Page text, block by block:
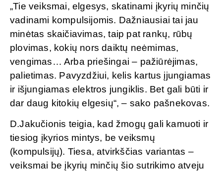
„Tie veiksmai, elgesys, skatinami įkyrių minčių
vadinami kompulsijomis. Dažniausiai tai jau
minėtas skaičiavimas, taip pat rankų, rūbų
plovimas, kokių nors daiktų neėmimas,
vengimas… Arba priešingai – pažiūrėjimas,
palietimas. Pavyzdžiui, kelis kartus įjungiamas
ir išjungiamas elektros jungiklis. Bet gali būti ir
dar daug kitokių elgesių“, – sako pašnekovas.
D.Jakučionis teigia, kad žmogų gali kamuoti ir
tiesiog įkyrios mintys, be veiksmų
(kompulsijų). Tiesa, atvirkščias variantas –
veiksmai be įkyrių minčių šio sutrikimo atveju